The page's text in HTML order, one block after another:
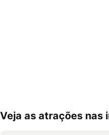
Ampliar mapa
Veja as atrações nas